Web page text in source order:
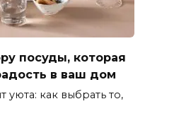
посуды, которая
в ваш дом
уюта: как выбрать то,